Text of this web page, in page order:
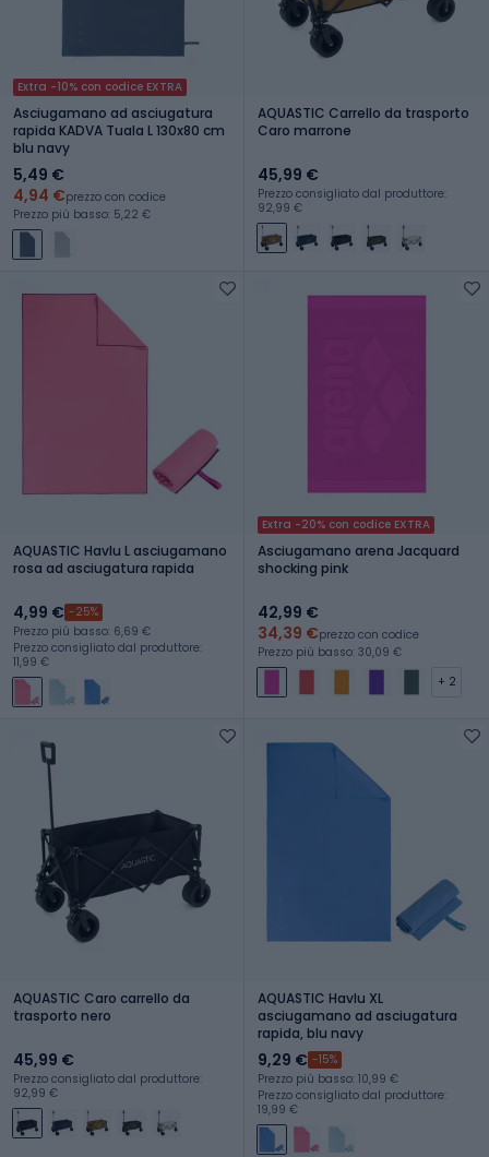
Extra -10% con codice EXTRA
Asciugamano ad asciugatura
rapida KADVA Tuala L 130x80 cm
blu navy
5,49 €
4,94 €prezzo con codice
Prezzo più basso: 5,22 €
AQUASTIC Carrello da trasporto
Caro marrone
45,99 €
Prezzo consigliato dal produttore:
92,99 €
AQUASTIC Havlu L asciugamano
rosa ad asciugatura rapida
4,99 € -25%
Prezzo più basso: 6,69 €
Prezzo consigliato dal produttore:
11,99 €
Extra -20% con codice EXTRA
Asciugamano arena Jacquard
shocking pink
42,99 €
34,39 €prezzo con codice
Prezzo più basso: 30,09 €
+ 2
AQUASTIC Caro carrello da
trasporto nero
45,99 €
Prezzo consigliato dal produttore:
92,99 €
AQUASTIC Havlu XL
asciugamano ad asciugatura
rapida, blu navy
9,29 € -15%
Prezzo più basso: 10,99 €
Prezzo consigliato dal produttore:
19,99 €